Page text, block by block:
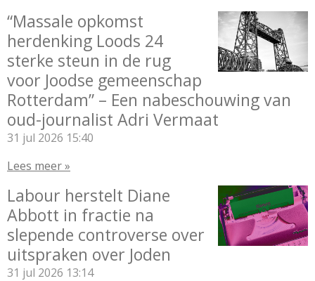
“Massale opkomst
herdenking Loods 24
sterke steun in de rug
voor Joodse gemeenschap
Rotterdam” – Een nabeschouwing van
oud-journalist Adri Vermaat
31 jul 2026 15:40
Lees meer »
Labour herstelt Diane
Abbott in fractie na
slepende controverse over
uitspraken over Joden
31 jul 2026 13:14